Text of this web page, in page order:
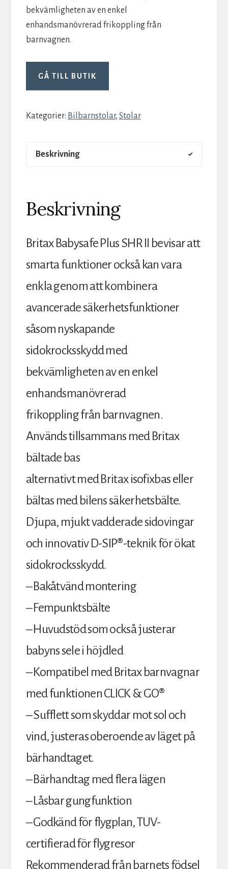
bekvämligheten av en enkel
enhandsmanövrerad frikoppling från
barnvagnen.
GÅ TILL BUTIK
Kategorier: Bilbarnstolar, Stolar
Beskrivning
Beskrivning
Britax Babysafe Plus SHR II bevisar att
smarta funktioner också kan vara
enkla genom att kombinera
avancerade säkerhetsfunktioner
såsom nyskapande
sidokrocksskydd med
bekvämligheten av en enkel
enhandsmanövrerad
frikoppling från barnvagnen.
Används tillsammans med Britax
bältade bas
alternativt med Britax isofixbas eller
bältas med bilens säkerhetsbälte.
Djupa, mjukt vadderade sidovingar
och innovativ D-SIP®-teknik för ökat
sidokrocksskydd.
– Bakåtvänd montering
– Fempunktsbälte
– Huvudstöd som också justerar
babyns sele i höjdled
– Kompatibel med Britax barnvagnar
med funktionen CLICK & GO®
– Sufflett som skyddar mot sol och
vind, justeras oberoende av läget på
bärhandtaget.
– Bärhandtag med flera lägen
– Låsbar gungfunktion
– Godkänd för flygplan, TUV-
certifierad för flygresor
Rekommenderad från barnets födsel